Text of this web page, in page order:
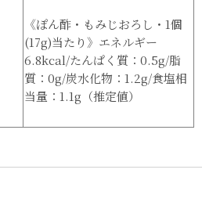
《ぽん酢・もみじおろし・1個
(17g)当たり》エネルギー
6.8kcal/たんぱく質：0.5g/脂
質：0g/炭水化物：1.2g/食塩相
当量：1.1g（推定値）